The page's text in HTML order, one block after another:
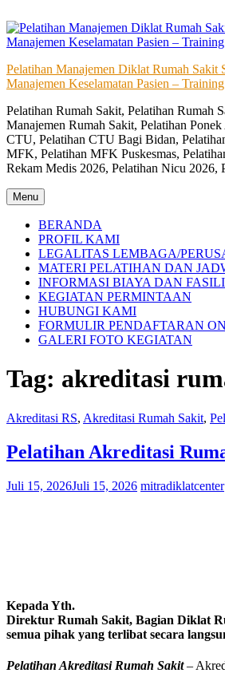
to
content
Pelatihan Manajemen Diklat Rumah
Manajemen Keselamatan Pasien –
Pelatihan Rumah Sakit, Pelatihan Rumah
Manajemen Rumah Sakit, Pelatihan
CTU, Pelatihan CTU Bagi Bidan,
MFK, Pelatihan MFK Puskesmas,
Rekam Medis 2026, Pelatihan Nicu
Menu
BERANDA
PROFIL KAMI
LEGALITAS LEMBAGA/
MATERI PELATIHAN DAN
INFORMASI BIAYA DAN
KEGIATAN PERMINTAAN
HUBUNGI KAMI
FORMULIR PENDAFTARAN
GALERI FOTO KEGIATAN
Tag: akreditasi
Akreditasi RS, Akreditasi Rumah Sakit,
Pelatihan Akreditasi
Juli 15, 2026Juli 15, 2026 mitradiklatcenter
Kepada Yth.
Direktur Rumah Sakit, Bagian Diklat
semua pihak yang terlibat secara
Pelatihan Akreditasi Rumah Sakit–